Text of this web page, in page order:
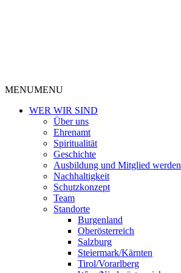
MENUMENU
WER WIR SIND
Über uns
Ehrenamt
Spiritualität
Geschichte
Ausbildung und Mitglied werden
Nachhaltigkeit
Schutzkonzept
Team
Standorte
Burgenland
Oberösterreich
Salzburg
Steiermark/Kärnten
Tirol/Vorarlberg